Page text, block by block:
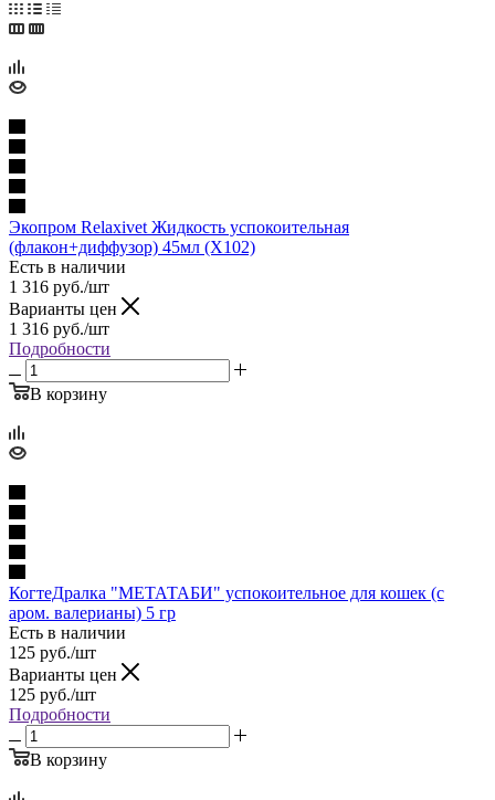
Экопром Relaxivet Жидкость успокоительная
(флакон+диффузор) 45мл (Х102)
Есть в наличии
1 316 руб./шт
Варианты цен
1 316 руб./шт
Подробности
В корзину
КогтеДралка "МЕТАТАБИ" успокоительное для кошек (с
аром. валерианы) 5 гр
Есть в наличии
125 руб./шт
Варианты цен
125 руб./шт
Подробности
В корзину